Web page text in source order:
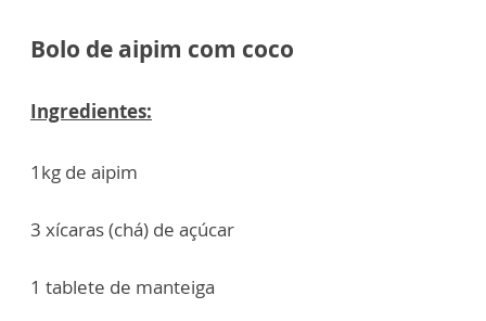
Bolo de aipim com coco
Ingredientes:
1kg de aipim
3 xícaras (chá) de açúcar
1 tablete de manteiga